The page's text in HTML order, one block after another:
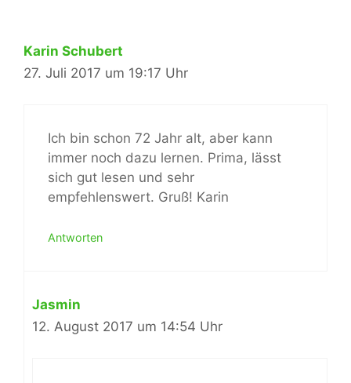
Karin Schubert
27. Juli 2017 um 19:17 Uhr
Ich bin schon 72 Jahr alt, aber kann
immer noch dazu lernen. Prima, lässt
sich gut lesen und sehr
empfehlenswert. Gruß! Karin
Antworten
Jasmin
12. August 2017 um 14:54 Uhr